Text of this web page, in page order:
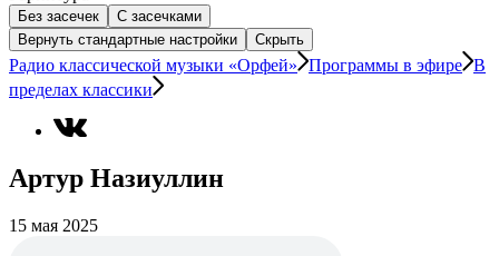
Без засечек
С засечками
Вернуть стандартные настройки
Скрыть
Радио классической музыки «Орфей» Программы в эфире В
пределах классики
Артур Назиуллин
15 мая 2025